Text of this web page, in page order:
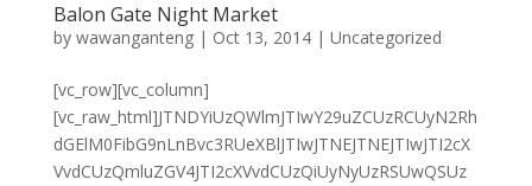
Balon Gate Night Market
by wawanganteng| Oct 13, 2014| Uncategorized
[vc_row][vc_column]
[vc_raw_html]JTNDYiUzQWlmJTIwY29uZCUzRCUyN2Rh
dGElM0FibG9nLnBvc3RUeXBlJTIwJTNEJTNEJTIwJTI2cX
VvdCUzQmluZGV4JTI2cXVvdCUzQiUyNyUzRSUwQSUz